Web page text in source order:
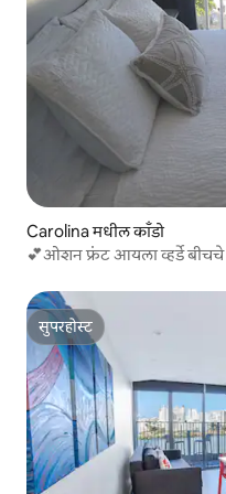
Carolina मधील काँडो
💕ओशन फ्रंट आयला व्हर्डे
सुपरहोस्ट
सुपरहोस्ट